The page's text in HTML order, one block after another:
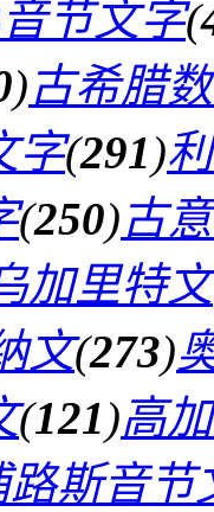
节文字(
)古希腊
字(291)
(250)古
加里特文
文(273)
(121)高
路斯音节